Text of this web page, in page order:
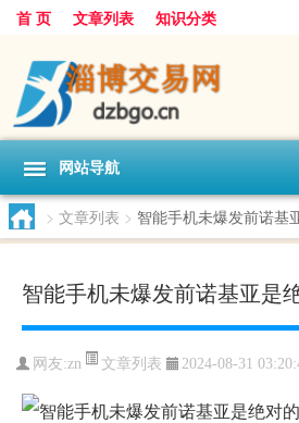
首 页 文章列表 知识分类
网站导航
> 文章列表 > 智能手机未爆发前诺基
智能手机未爆发前诺基亚是
网友:zn 文章列表 2024-08-31